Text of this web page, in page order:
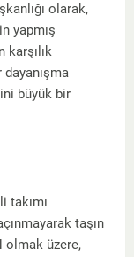
olarak,
yapmış
karşılık
dayanışma
büyük bir
takımı
taşın
olmak üzere,